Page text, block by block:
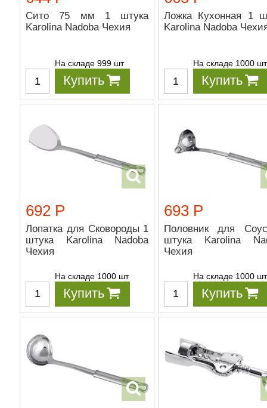
Сито 75 мм 1 штука
Karolina Nadoba Чехия
На складе 999 шт
Купить
Ложка Кухонная 1
Karolina Nadoba
На складе 1000 шт
Купить
692 Р
Лопатка для Сковороды 1
штука Karolina Nadoba
Чехия
На складе 1000 шт
Купить
693 Р
Половник для
штука Karolina
Чехия
На складе 1000 шт
Купить